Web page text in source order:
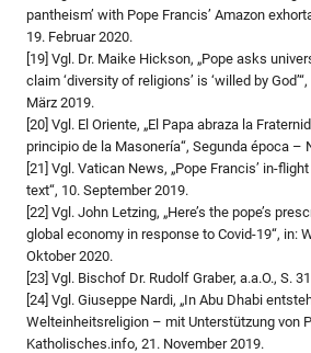
pantheism’ with Pope Francis’ Amazon
19. Februar 2020.
[19] Vgl. Dr. Maike Hickson, „Pope asks
claim ‘diversity of religions’ is ‘willed by
März 2019.
[20] Vgl. El Oriente, „El Papa abraza la
principio de la Masonería“, Segunda época –
[21] Vgl. Vatican News, „Pope Francis’ in-
text“, 10. September 2019.
[22] Vgl. John Letzing, „Here’s the pope’s
global economy in response to Covid-19“, in:
Oktober 2020.
[23] Vgl. Bischof Dr. Rudolf Graber, a.a.O., S.
[24] Vgl. Giuseppe Nardi, „In Abu Dhabi
Welteinheitsreligion – mit Unterstützung von
Katholisches.info, 21. November 2019.